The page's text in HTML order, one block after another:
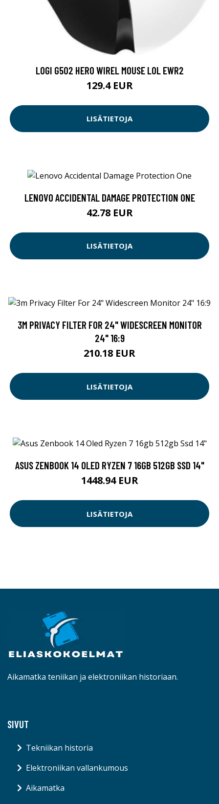
LOGI G502 HERO WIREL MOUSE LOL EWR2
129.4 EUR
LISÄTIETOJA
LENOVO ACCIDENTAL DAMAGE PROTECTION ONE
42.78 EUR
LISÄTIETOJA
3M PRIVACY FILTER FOR 24" WIDESCREEN MONITOR
24" 16:9
210.18 EUR
LISÄTIETOJA
ASUS ZENBOOK 14 OLED RYZEN 7 16GB 512GB SSD 14"
1448.94 EUR
LISÄTIETOJA
Aikamatka teniikan ja elektroniikan historiaan.
SIVUT
Tekniikan historia
Elektroniikan vallankumous
Aikamatka